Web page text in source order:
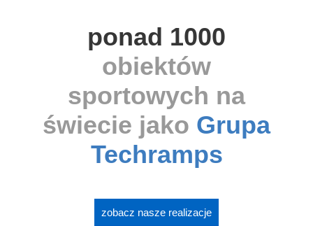
ponad 1000
obiektów
sportowych na
świecie jako Grupa
Techramps
zobacz nasze realizacje